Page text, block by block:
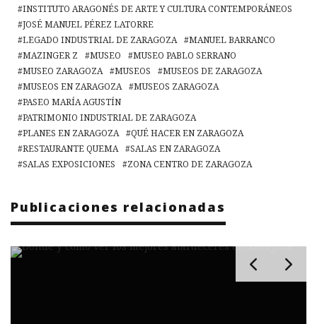
INSTITUTO ARAGONÉS DE ARTE Y CULTURA CONTEMPORÁNEOS
JOSÉ MANUEL PÉREZ LATORRE
LEGADO INDUSTRIAL DE ZARAGOZA
MANUEL BARRANCO
MAZINGER Z
MUSEO
MUSEO PABLO SERRANO
MUSEO ZARAGOZA
MUSEOS
MUSEOS DE ZARAGOZA
MUSEOS EN ZARAGOZA
MUSEOS ZARAGOZA
PASEO MARÍA AGUSTÍN
PATRIMONIO INDUSTRIAL DE ZARAGOZA
PLANES EN ZARAGOZA
QUÉ HACER EN ZARAGOZA
RESTAURANTE QUEMA
SALAS EN ZARAGOZA
SALAS EXPOSICIONES
ZONA CENTRO DE ZARAGOZA
Publicaciones relacionadas